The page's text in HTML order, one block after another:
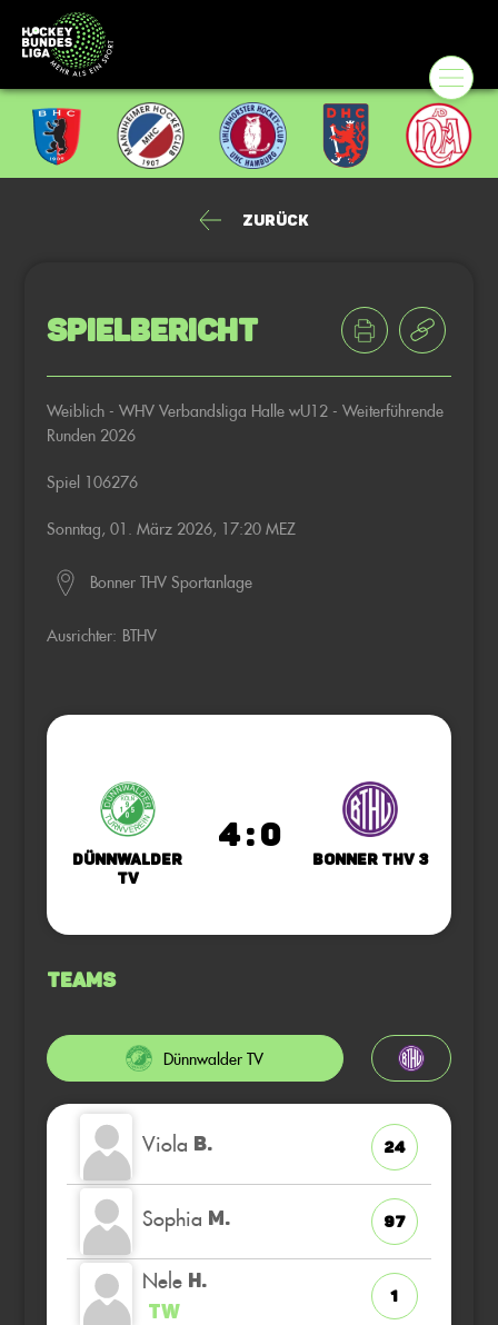
Zurück
Spielbericht
Weiblich - WHV Verbandsliga Halle wU12 - Weiterführende
Runden 2026
Spiel 106276
Sonntag, 01. März 2026, 17:20 MEZ
Bonner THV Sportanlage
Ausrichter: BTHV
Dünnwalder
TV
4 : 0
Bonner THV 3
Teams
Dünnwalder TV
Viola B. 24
Sophia M. 97
Nele H.
TW
1